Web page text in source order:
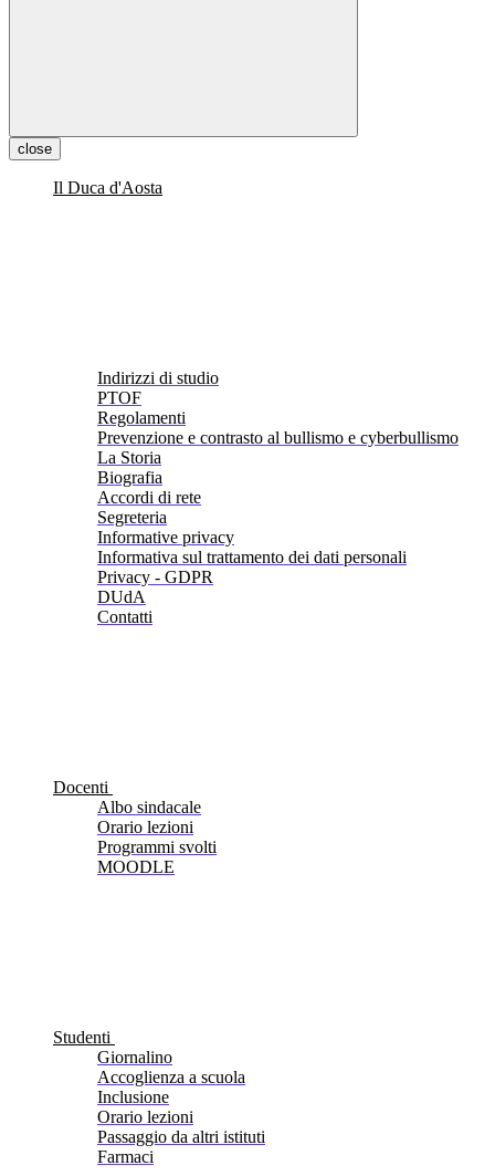
close
Il Duca d'Aosta
Indirizzi di studio
PTOF
Regolamenti
Prevenzione e contrasto al bullismo e cyberbullismo
La Storia
Biografia
Accordi di rete
Segreteria
Informative privacy
Informativa sul trattamento dei dati personali
Privacy - GDPR
DUdA
Contatti
Docenti
Albo sindacale
Orario lezioni
Programmi svolti
MOODLE
Studenti
Giornalino
Accoglienza a scuola
Inclusione
Orario lezioni
Passaggio da altri istituti
Farmaci